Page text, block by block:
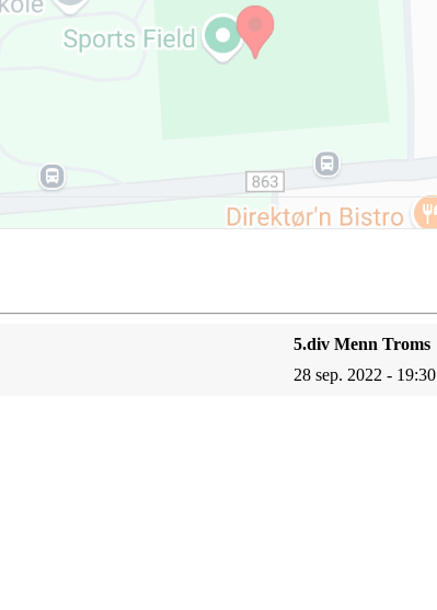
5.div Menn Troms
28 sep. 2022 - 19:30